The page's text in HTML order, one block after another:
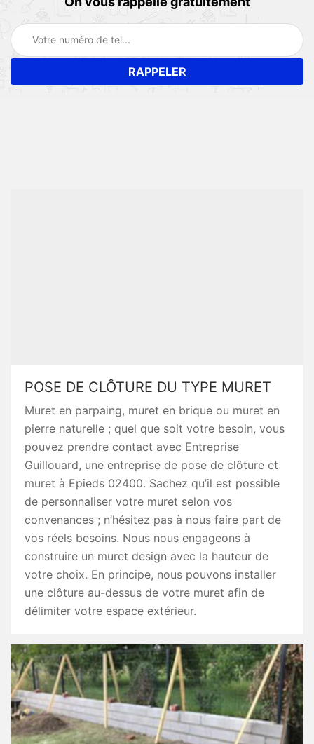
POSE DE CLÔTURE DU TYPE MURET
Muret en parpaing, muret en brique ou muret en
pierre naturelle ; quel que soit votre besoin, vous
pouvez prendre contact avec Entreprise
Guillouard, une entreprise de pose de clôture et
muret à Epieds 02400. Sachez qu’il est possible
de personnaliser votre muret selon vos
convenances ; n’hésitez pas à nous faire part de
vos réels besoins. Nous nous engageons à
construire un muret design avec la hauteur de
votre choix. En principe, nous pouvons installer
une clôture au-dessus de votre muret afin de
délimiter votre espace extérieur.